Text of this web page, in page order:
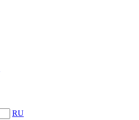
RU